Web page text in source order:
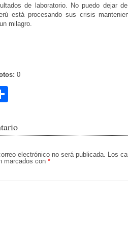
de laboratorio. No puedo dejar
está procesando sus crisis
milagro.
0
m
arelectrónico no será publicada. Los
marcados con *